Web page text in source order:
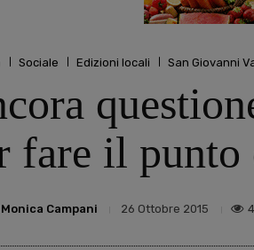
Sociale Edizioni locali San Giovanni
fare il punto
Monica Campani 26 Ottobre 2015